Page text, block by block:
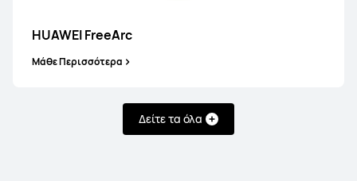
HUAWEI FreeArc
Μάθε Περισσότερα
Δείτε τα όλα
HUAWEI FreeBuds 6i